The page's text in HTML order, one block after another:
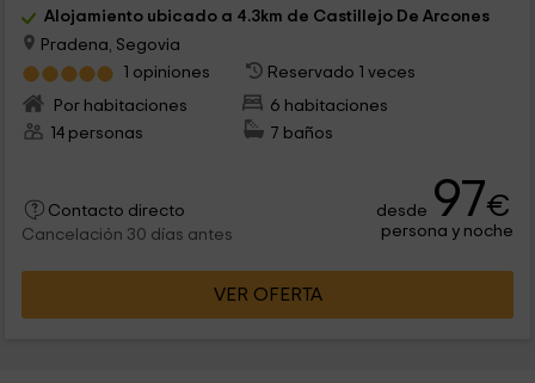
Alojamiento ubicado a 4.3km de Castillejo De Arcones
Pradena, Segovia
1 opiniones
Reservado 1 veces
Por habitaciones
6 habitaciones
14 personas
7 baños
Contacto directo
Cancelación 30 días antes
desde 97€
persona y noche
VER OFERTA